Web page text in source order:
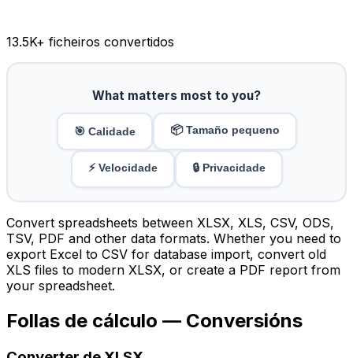
13.5K+ ficheiros convertidos
What matters most to you?
🎯 Calidade 📦 Tamaño pequeno
⚡ Velocidade 🔒 Privacidade
Convert spreadsheets between XLSX, XLS, CSV, ODS,
TSV, PDF and other data formats. Whether you need to
export Excel to CSV for database import, convert old
XLS files to modern XLSX, or create a PDF report from
your spreadsheet.
Follas de cálculo — Conversións